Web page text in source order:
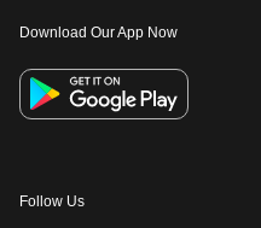
Download Our App Now
Follow Us